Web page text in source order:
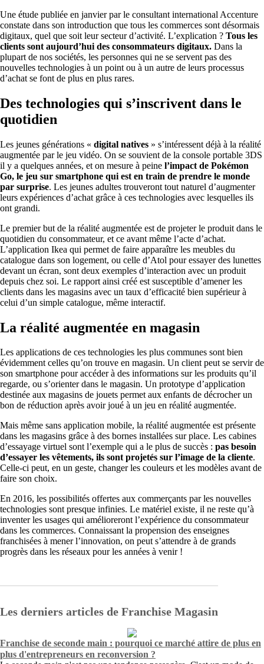
Une étude publiée en janvier par le consultant international Accenture
constate dans son introduction que tous les commerces sont désormais
digitaux, quel que soit leur secteur d’activité. L’explication ? Tous les
clients sont aujourd’hui des consommateurs digitaux. Dans la
plupart de nos sociétés, les personnes qui ne se servent pas des
nouvelles technologies à un point ou à un autre de leurs processus
d’achat se font de plus en plus rares.
Des technologies qui s’inscrivent dans le
quotidien
Les jeunes générations « digital natives » s’intéressent déjà à la réalité
augmentée par le jeu vidéo. On se souvient de la console portable 3DS
il y a quelques années, et on mesure à peine l’impact de Pokémon
Go, le jeu sur smartphone qui est en train de prendre le monde
par surprise. Les jeunes adultes trouveront tout naturel d’augmenter
leurs expériences d’achat grâce à ces technologies avec lesquelles ils
ont grandi.
Le premier but de la réalité augmentée est de projeter le produit dans le
quotidien du consommateur, et ce avant même l’acte d’achat.
L’application Ikea qui permet de faire apparaître les meubles du
catalogue dans son logement, ou celle d’Atol pour essayer des lunettes
devant un écran, sont deux exemples d’interaction avec un produit
depuis chez soi. Le rapport ainsi créé est susceptible d’amener les
clients dans les magasins avec un taux d’efficacité bien supérieur à
celui d’un simple catalogue, même interactif.
La réalité augmentée en magasin
Les applications de ces technologies les plus communes sont bien
évidemment celles qu’on trouve en magasin. Un client peut se servir de
son smartphone pour accéder à des informations sur les produits qu’il
regarde, ou s’orienter dans le magasin. Un prototype d’application
destinée aux magasins de jouets permet aux enfants de décrocher un
bon de réduction après avoir joué à un jeu en réalité augmentée.
Mais même sans application mobile, la réalité augmentée est présente
dans les magasins grâce à des bornes installées sur place. Les cabines
d’essayage virtuel sont l’exemple qui a le plus de succès : pas besoin
d’essayer les vêtements, ils sont projetés sur l’image de la cliente.
Celle-ci peut, en un geste, changer les couleurs et les modèles avant de
faire son choix.
En 2016, les possibilités offertes aux commerçants par les nouvelles
technologies sont presque infinies. Le matériel existe, il ne reste qu’à
inventer les usages qui amélioreront l’expérience du consommateur
dans les commerces. Connaissant la propension des enseignes
franchisées à mener l’innovation, on peut s’attendre à de grands
progrès dans les réseaux pour les années à venir !
Les derniers articles de Franchise Magasin
Franchise de seconde main : pourquoi ce marché attire de plus en
plus d'entrepreneurs en reconversion ?